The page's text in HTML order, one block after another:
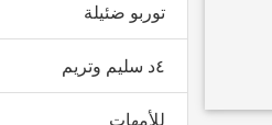
توربو ضئيلة
٤د سليم وتريم
للأمهات